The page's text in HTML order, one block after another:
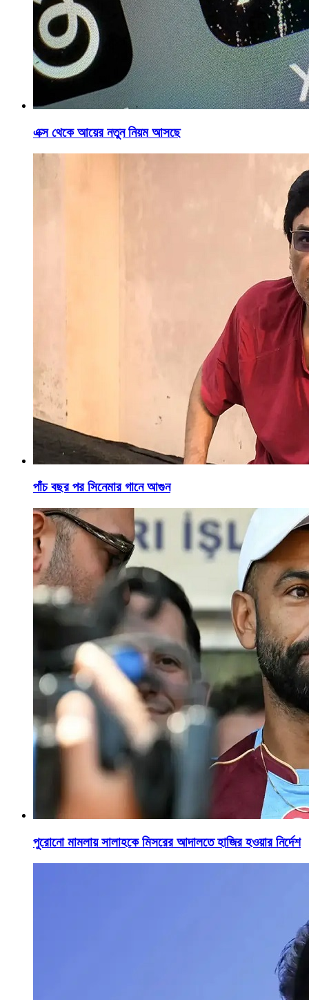
এক্স থেকে আয়ের নতুন নিয়ম আসছে
পাঁচ বছর পর সিনেমার গানে আগুন
পুরোনো মামলায় সালাহকে মিসরের আদালতে হাজির হওয়ার নির্দেশ